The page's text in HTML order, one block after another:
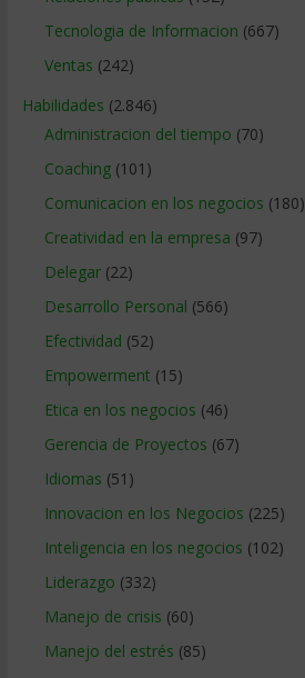
Tecnologia de Informacion (667)
Ventas (242)
Habilidades (2.846)
Administracion del tiempo (70)
Coaching(101)
Comunicacion en los negocios (180)
Creatividad en la empresa (97)
Delegar(22)
Desarrollo Personal (566)
Efectividad (52)
Empowerment (15)
Etica en los negocios (46)
Gerencia de Proyectos (67)
Idiomas (51)
Innovacion en los Negocios (225)
Inteligencia en los negocios (102)
Liderazgo (332)
Manejo de crisis (60)
Manejo del estrés (85)